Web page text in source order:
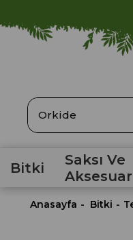
Bitki
Saksı Ve
Anasayfa Bitki